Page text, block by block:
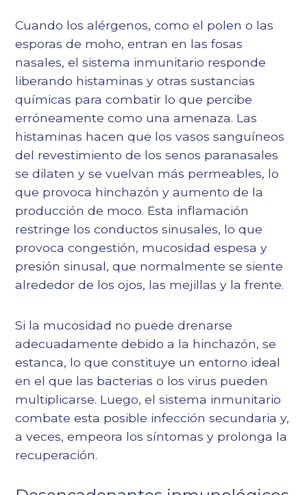
Cuando los alérgenos, como el polen o las
esporas de moho, entran en las fosas
nasales, el sistema inmunitario responde
liberando histaminas y otras sustancias
químicas para combatir lo que percibe
erróneamente como una amenaza. Las
histaminas hacen que los vasos sanguíneos
del revestimiento de los senos paranasales
se dilaten y se vuelvan más permeables, lo
que provoca hinchazón y aumento de la
producción de moco. Esta inflamación
restringe los conductos sinusales, lo que
provoca congestión, mucosidad espesa y
presión sinusal, que normalmente se siente
alrededor de los ojos, las mejillas y la frente.
Si la mucosidad no puede drenarse
adecuadamente debido a la hinchazón, se
estanca, lo que constituye un entorno ideal
en el que las bacterias o los virus pueden
multiplicarse. Luego, el sistema inmunitario
combate esta posible infección secundaria y,
a veces, empeora los síntomas y prolonga la
recuperación.